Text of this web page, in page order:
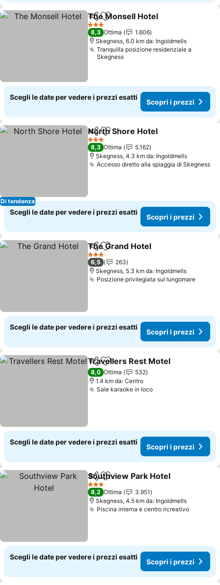
CondividiAggiungi ai preferiti
The Monsell Hotel
3 Stelle
8,3 Ottima
1.606
Skegness, 6.0 km da: Ingoldmells
Tranquilla posizione residenziale a
Skegness
Scegli le date per vedere i prezzi esatti
Scopri i prezzi
Di tendenza
CondividiAggiungi ai preferiti
North Shore Hotel
3 Stelle
8,3 Ottima
5.162
Skegness, 4.3 km da: Ingoldmells
Accesso diretto alla spiaggia di Skegness
Scegli le date per vedere i prezzi esatti
Scopri i prezzi
CondividiAggiungi ai preferiti
The Grand Hotel
3 Stelle
6,5
263
Skegness, 5.3 km da: Ingoldmells
Posizione privilegiata sul lungomare
Scegli le date per vedere i prezzi esatti
Scopri i prezzi
CondividiAggiungi ai preferiti
Travellers Rest Motel
8,0 Ottima
532
1.4 km da: Centro
Sale karaoke in loco
Scegli le date per vedere i prezzi esatti
Scopri i prezzi
CondividiAggiungi ai preferiti
Southview Park Hotel
3 Stelle
8,2 Ottima
3.951
Skegness, 4.5 km da: Ingoldmells
Piscina interna e centro ricreativo
Scegli le date per vedere i prezzi esatti
Scopri i prezzi